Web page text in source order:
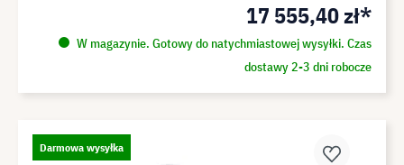
17 555,40 zł*
W magazynie. Gotowy do natychmiastowej wysyłki. Czas
dostawy 2-3 dni robocze
Darmowa wysyłka